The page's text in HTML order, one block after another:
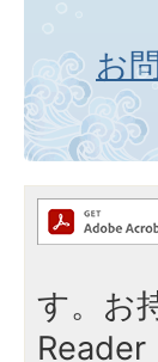
お
す。お